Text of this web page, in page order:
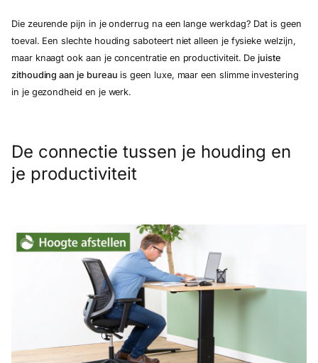
Die zeurende pijn in je onderrug na een lange werkdag? Dat is geen
toeval. Een slechte houding saboteert niet alleen je fysieke welzijn,
maar knaagt ook aan je concentratie en productiviteit. Dejuiste
zithouding aan je bureau is geen luxe, maar een slimme investering
in je gezondheid en je werk.
De connectie tussen je houding en
je productiviteit